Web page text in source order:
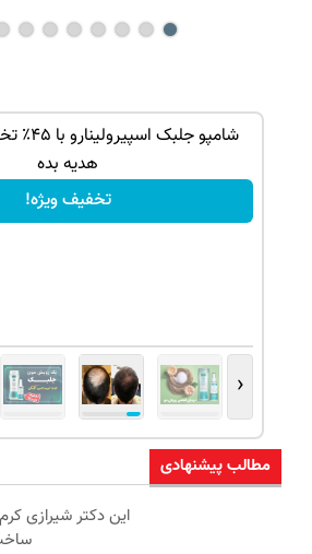
شامپو
هدیه بده
تخفیف ویژه!
‹
مطالب پیشنهادی
این دکتر شیرازی